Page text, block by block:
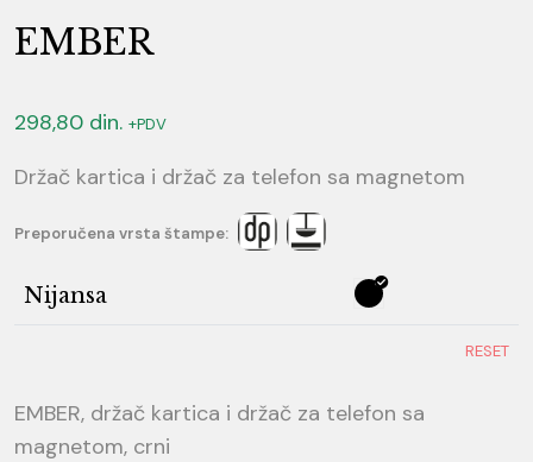
EMBER
298,80 din. +PDV
Držač kartica i držač za telefon sa magnetom
Preporučena vrsta štampe:
Nijansa
RESET
EMBER, držač kartica i držač za telefon sa
magnetom, crni